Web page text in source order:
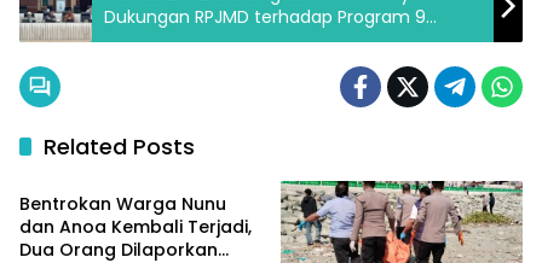
Dukungan RPJMD terhadap Program 9
BERANI
Related Posts
Sulteng
Bentrokan Warga Nunu
dan Anoa Kembali Terjadi,
Dua Orang Dilaporkan